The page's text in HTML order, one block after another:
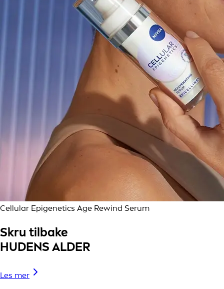
Cellular Epigenetics Age Rewind Serum
Skru tilbake
HUDENS ALDER
Les mer